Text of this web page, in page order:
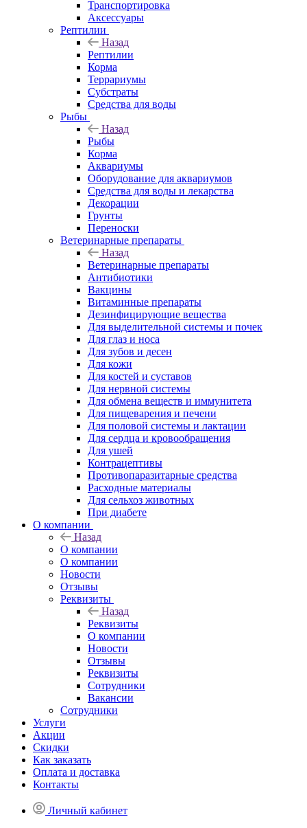
Транспортировка
Аксессуары
Рептилии
Назад
Рептилии
Корма
Террариумы
Субстраты
Средства для воды
Рыбы
Назад
Рыбы
Корма
Аквариумы
Оборудование для аквариумов
Средства для воды и лекарства
Декорации
Грунты
Переноски
Ветеринарные препараты
Назад
Ветеринарные препараты
Антибиотики
Вакцины
Витаминные препараты
Дезинфицирующие вещества
Для выделительной системы и почек
Для глаз и носа
Для зубов и десен
Для кожи
Для костей и суставов
Для нервной системы
Для обмена веществ и иммунитета
Для пищеварения и печени
Для половой системы и лактации
Для сердца и кровообращения
Для ушей
Контрацептивы
Противопаразитарные средства
Расходные материалы
Для сельхоз животных
При диабете
О компании
Назад
О компании
О компании
Новости
Отзывы
Реквизиты
Назад
Реквизиты
О компании
Новости
Отзывы
Реквизиты
Сотрудники
Вакансии
Сотрудники
Услуги
Акции
Скидки
Как заказать
Оплата и доставка
Контакты
Личный кабинет